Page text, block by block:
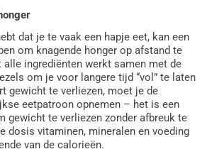
dat je te vaak een hapje eet, kan een
om knagende honger op afstand te
alle ingrediënten werkt samen met de
om je voor langere tijd “vol” te laten
gewicht te verliezen, moet je de
eetpatroon opnemen – het is een
gewicht te verliezen zonder afbreuk te
dosis vitaminen, mineralen en voeding
van de calorieën.